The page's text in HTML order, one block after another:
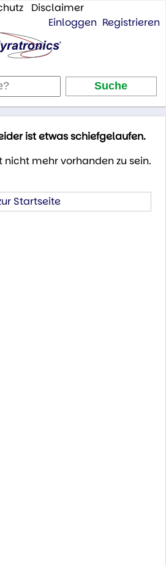
Disclaimer
Einloggen Registrieren
ist etwas schiefgelaufen.
nicht mehr vorhanden zu sein.
Startseite